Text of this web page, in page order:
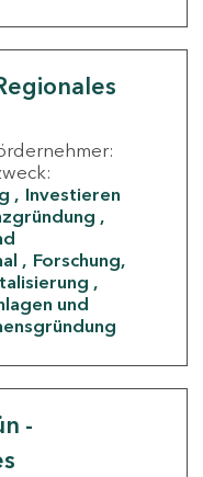
Investieren
Forschung,
und
-